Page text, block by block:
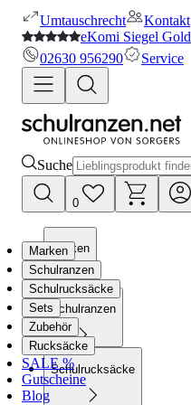
Umtauschrecht
Kontakt
eKomi Siegel Gold
02630 956290
Service
Suche
0
Marken
Schulranzen
Schulrucksäcke
Marken
Schulranzen
Schulrucksäcke
Sets
Zubehör
Rucksäcke
SALE %
Gutscheine
Blog